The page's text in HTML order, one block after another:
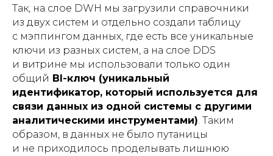
Так, на слое DWH мы загрузили справочники
из двух систем и отдельно создали таблицу
с мэппингом данных, где есть все уникальные
ключи из разных систем, а на слое DDS
и витрине мы использовали только один
общий BI-ключ (уникальный
идентификатор, который используется для
связи данных из одной системы с другими
аналитическими инструментами). Таким
образом, в данных не было путаницы
и не приходилось проделывать лишнюю